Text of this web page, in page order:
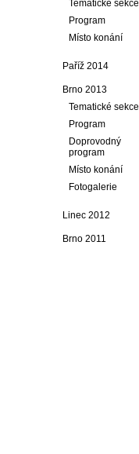
Tematické sekce
Program
Místo konání
Paříž 2014
Brno 2013
Tematické sekce
Program
Doprovodný
program
Místo konání
Fotogalerie
Linec 2012
Brno 2011